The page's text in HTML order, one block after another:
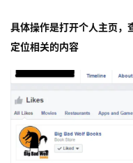
具体操作是打开个人主页，
定位相关的内容